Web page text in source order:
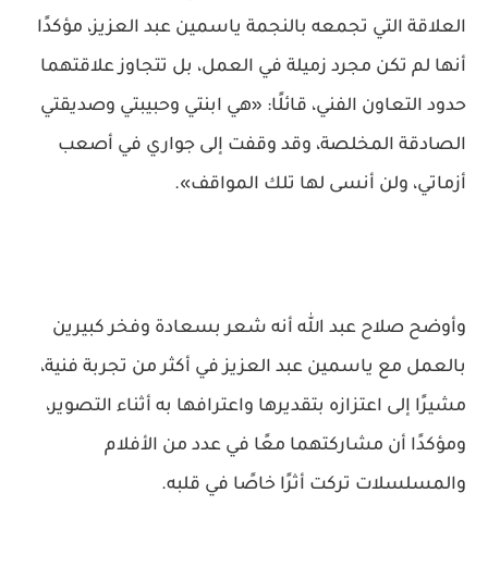
العلاقة التي تجمعه بالنجمة ياسمين عبد العزيز، مؤكدًا
أنها لم تكن مجرد زميلة في العمل، بل تتجاوز علاقتهما
حدود التعاون الفني، قائلًا: «هي ابنتي وحبيبتي وصديقتي
الصادقة المخلصة، وقد وقفت إلى جواري في أصعب
أزماتي، ولن أنسى لها تلك المواقف».
وأوضح صلاح عبد الله أنه شعر بسعادة وفخر كبيرين
بالعمل مع ياسمين عبد العزيز في أكثر من تجربة فنية،
مشيرًا إلى اعتزازه بتقديرها واعترافها به أثناء التصوير،
ومؤكدًا أن مشاركتهما معًا في عدد من الأفلام
والمسلسلات تركت أثرًا خاصًا في قلبه.